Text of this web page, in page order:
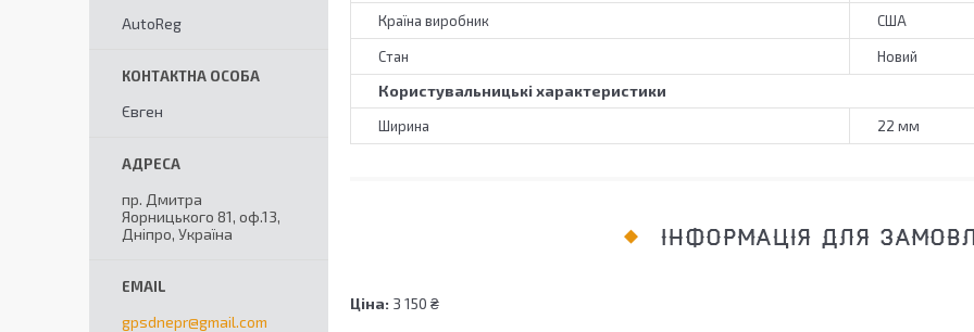
Країна виробник США
Стан Новий
Користувальницькі характеристики
Ширина 22 мм
ІНФОРМАЦІЯ ДЛЯ
Ціна: 3 150 ₴
AutoReg
Євген
пр. Дмитра
Яорницького 81, оф.13,
Дніпро, Україна
gpsdnepr@gmail.com